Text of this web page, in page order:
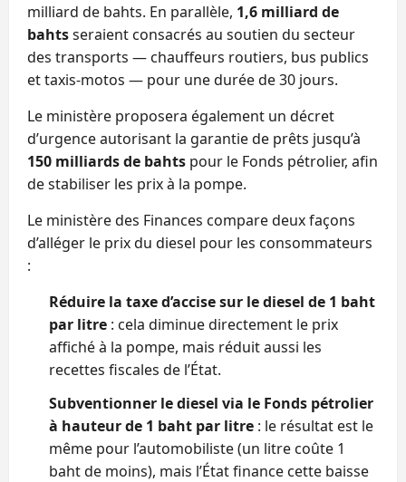
milliard de bahts. En parallèle, 1,6 milliard de
bahtsseraient consacrés au soutien du secteur
des transports — chauffeurs routiers, bus publics
et taxis-motos — pour une durée de 30 jours.
Le ministère proposera également un décret
d’urgence autorisant la garantie de prêts jusqu’à
150 milliards de bahts pour le Fonds pétrolier, afin
de stabiliser les prix à la pompe.
Le ministère des Finances compare deux façons
d’alléger le prix du diesel pour les consommateurs
:
Réduire la taxe d’accise sur le diesel de 1 baht
par litre : cela diminue directement le prix
affiché à la pompe, mais réduit aussi les
recettes fiscales de l’État.
Subventionner le diesel via le Fonds pétrolier
à hauteur de 1 baht par litre : le résultat est le
même pour l’automobiliste (un litre coûte 1
baht de moins), mais l’État finance cette baisse